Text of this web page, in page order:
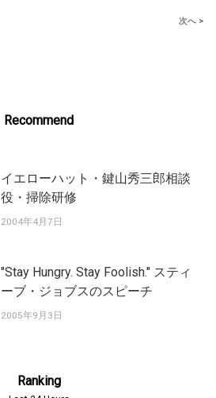
次へ >
Recommend
イエローハット・鍵山秀三郎相談
役・掃除研修
2004年4月7日
"Stay Hungry. Stay Foolish." スティ
ーブ・ジョブスのスピーチ
2005年9月3日
Ranking